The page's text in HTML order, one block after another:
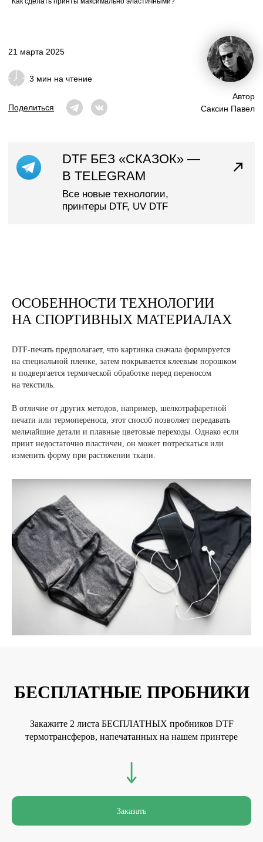
Поделиться
Саксин Павел
В TELEGRAM
ОСОБЕННОСТИ ТЕХНОЛОГИИ
НА СПОРТИВНЫХ МАТЕРИАЛАХ
DTF-печать предполагает, что картинка сначала формируется
на специальной пленке, затем покрывается клеевым порошком
и подвергается термической обработке перед переносом
на текстиль.
В отличие от других методов, например, шелкотрафаретной
печати или термопереноса, этот способ позволяет передавать
мельчайшие детали и плавные цветовые переходы. Однако если
принт недостаточно пластичен, он может потрескаться или
изменить форму при растяжении ткани.
БЕСПЛАТНЫЕ ПРОБНИКИ
Закажите 2 листа БЕСПЛАТНЫХ пробников DTF
термотрансферов, напечатанных на нашем принтере
Заказать